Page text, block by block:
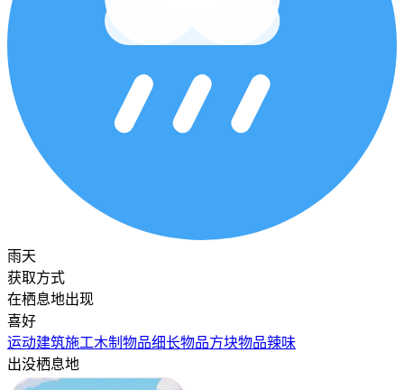
雨天
获取方式
在栖息地出现
喜好
运动建筑施工木制物品细长物品方块物品辣味
出没栖息地